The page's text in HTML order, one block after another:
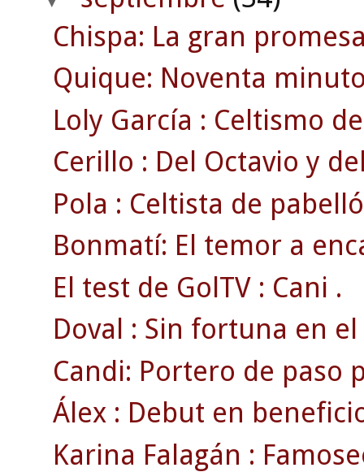
Chispa: La gran
Quique: Noventa
Loly García : Celtismo
Cerillo : Del Octavio y
Pola : Celtista de
Bonmatí: El temor a
El test de GolTV : Cani .
Doval : Sin fortuna en
Candi: Portero de paso
Álex : Debut en
Karina Falagán :